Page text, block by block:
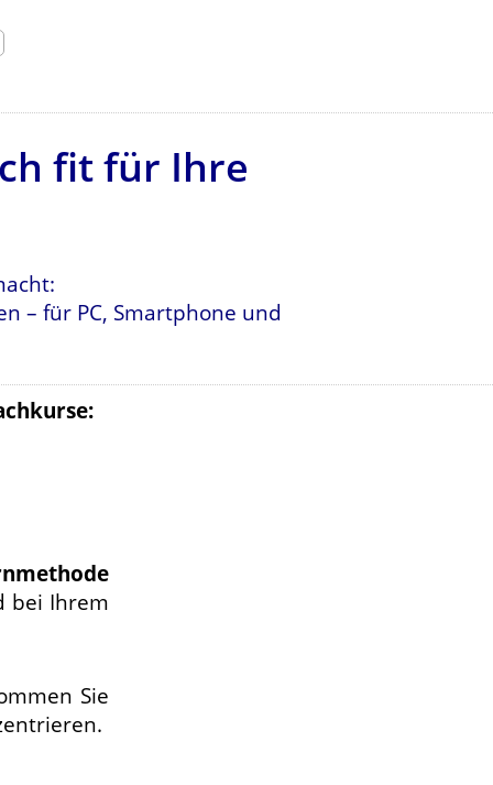
fit für Ihre
– für PC, Smartphone und
bei Ihrem
Sie